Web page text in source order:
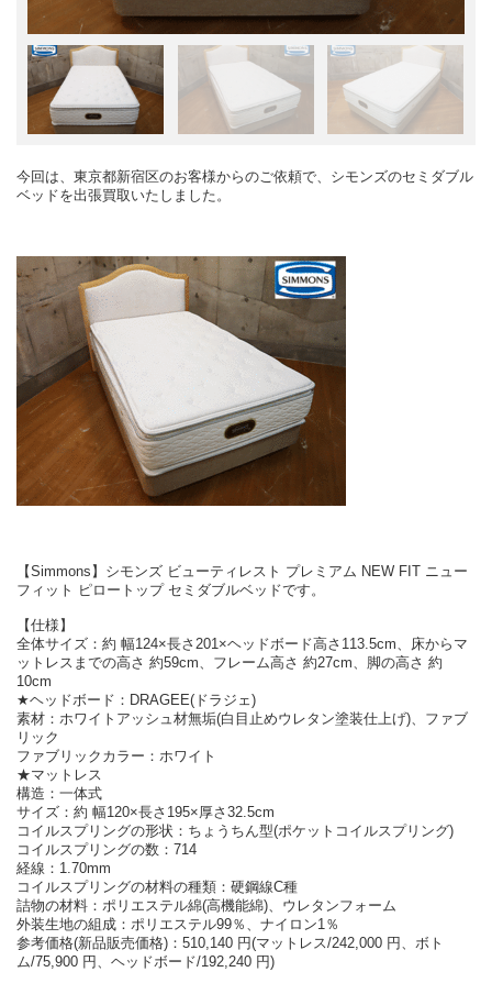
今回は、東京都新宿区のお客様からのご依頼で、シモンズのセミダブル
ベッドを出張買取いたしました。
【Simmons】シモンズ ビューティレスト プレミアム NEW FIT ニュー
フィット ピロートップ セミダブルベッドです。
【仕様】
全体サイズ：約 幅124×長さ201×ヘッドボード高さ113.5cm、床からマ
ットレスまでの高さ 約59cm、フレーム高さ 約27cm、脚の高さ 約
10cm
★ヘッドボード：DRAGEE(ドラジェ)
素材：ホワイトアッシュ材無垢(白目止めウレタン塗装仕上げ)、ファブ
リック
ファブリックカラー：ホワイト
★マットレス
構造：一体式
サイズ：約 幅120×長さ195×厚さ32.5cm
コイルスプリングの形状：ちょうちん型(ポケットコイルスプリング)
コイルスプリングの数：714
経線：1.70mm
コイルスプリングの材料の種類：硬鋼線C種
詰物の材料：ポリエステル綿(高機能綿)、ウレタンフォーム
外装生地の組成：ポリエステル99％、ナイロン1％
参考価格(新品販売価格)：510,140 円(マットレス/242,000 円、ボト
ム/75,900 円、ヘッドボード/192,240 円)